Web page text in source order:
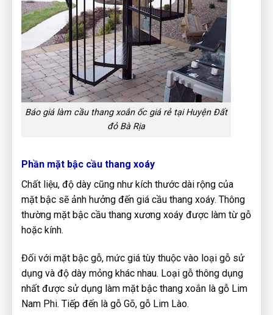
Báo giá làm cầu thang xoắn ốc giá rẻ tại Huyện Đất
đỏ Bà Rịa
Phần mặt bậc cầu thang xoáy
Chất liệu, độ dày cũng như kích thước dài rộng của
mặt bậc sẽ ảnh hưởng đến giá cầu thang xoáy. Thông
thường mặt bậc cầu thang xương xoáy được làm từ gỗ
hoặc kính.
Đối với mặt bậc gỗ, mức giá tùy thuộc vào loại gỗ sử
dụng và độ dày mỏng khác nhau. Loại gỗ thông dụng
nhất được sử dụng làm mặt bậc thang xoắn là gỗ Lim
Nam Phi. Tiếp đến là gỗ Gõ, gỗ Lim Lào.